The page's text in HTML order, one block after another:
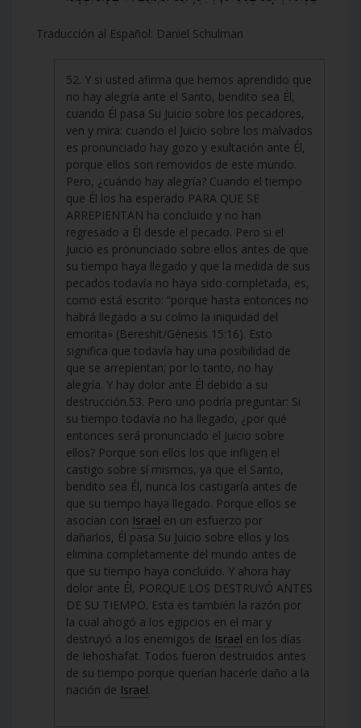
Traducción al Español: Daniel Schulman
52. Y si usted afirma que hemos aprendido que
no hay alegría ante el Santo, bendito sea Él,
cuando Él pasa Su Juicio sobre los pecadores,
ven y mira: cuando el Juicio sobre los malvados
es pronunciado hay gozo y exultación ante Él,
porque ellos son removidos de este mundo.
Pero, ¿cuándo hay alegría? Cuando el tiempo
que Él los ha esperado PARA QUE SE
ARREPIENTAN ha concluido y no han
regresado a Él desde el pecado. Pero si el
Juicio es pronunciado sobre ellos antes de que
su tiempo haya llegado y que la medida de sus
pecados todavía no haya sido completada, es,
como está escrito: “porque hasta entonces no
habrá llegado a su colmo la iniquidad del
emorita» (Bereshit/Génesis 15:16). Esto
significa que todavía hay una posibilidad de
que se arrepientan; por lo tanto, no hay
alegría. Y hay dolor ante Él debido a su
destrucción.53. Pero uno podría preguntar: Si
su tiempo todavía no ha llegado, ¿por qué
entonces será pronunciado el Juicio sobre
ellos? Porque son ellos los que infligen el
castigo sobre sí mismos, ya que el Santo,
bendito sea Él, nunca los castigaría antes de
que su tiempo haya llegado. Porque ellos se
asocian con Israel en un esfuerzo por
dañarlos, Él pasa Su Juicio sobre ellos y los
elimina completamente del mundo antes de
que su tiempo haya concluido. Y ahora hay
dolor ante Él, PORQUE LOS DESTRUYÓ ANTES
DE SU TIEMPO. Esta es también la razón por
la cual ahogó a los egipcios en el mar y
destruyó a los enemigos de Israel en los días
de Iehoshafat. Todos fueron destruidos antes
de su tiempo porque querían hacerle daño a la
nación de Israel.